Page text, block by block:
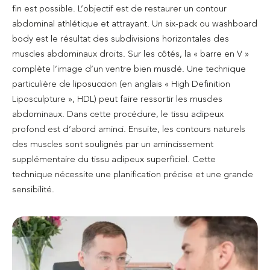
fin est possible. L’objectif est de restaurer un contour
abdominal athlétique et attrayant. Un six-pack ou washboard
body est le résultat des subdivisions horizontales des
muscles abdominaux droits. Sur les côtés, la « barre en V »
complète l’image d’un ventre bien musclé. Une technique
particulière de liposuccion (en anglais « High Definition
Liposculpture », HDL) peut faire ressortir les muscles
abdominaux. Dans cette procédure, le tissu adipeux
profond est d’abord aminci. Ensuite, les contours naturels
des muscles sont soulignés par un amincissement
supplémentaire du tissu adipeux superficiel. Cette
technique nécessite une planification précise et une grande
sensibilité.